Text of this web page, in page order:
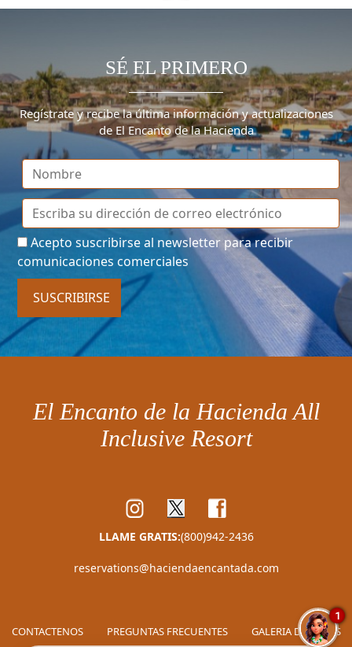
SÉ EL PRIMERO
Regístrate y recibe la última información y actualizaciones
de El Encanto de la Hacienda
Acepto suscribirse al newsletter para recibir
comunicaciones comerciales
SUSCRIBIRSE
El Encanto de la Hacienda All
Inclusive Resort
LLAME GRATIS:(800)942-2436
reservations@haciendaencantada.com
CONTACTENOS PREGUNTAS FRECUENTES GALERIA DE FOTOS
1